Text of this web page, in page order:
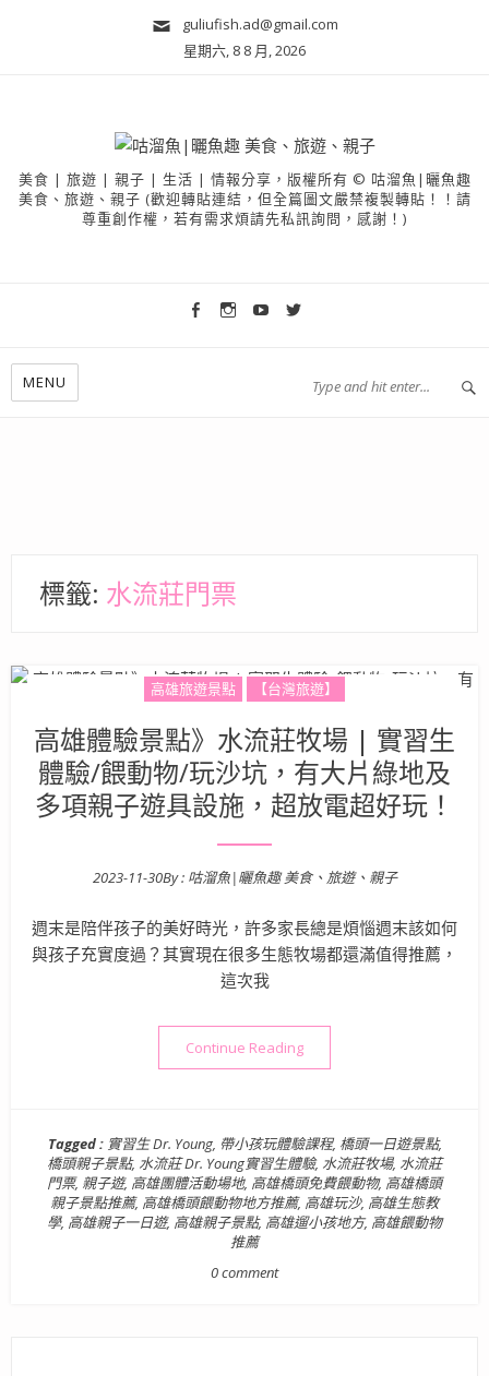
guliufish.ad@gmail.com
星期六, 8 8 月, 2026
美食 | 旅遊 | 親子 | 生活 | 情報分享，版權所有 © 咕溜魚|曬魚趣
美食、旅遊、親子 (歡迎轉貼連結，但全篇圖文嚴禁複製轉貼！！請
尊重創作權，若有需求煩請先私訊詢問，感謝！)
MENU
標籤: 水流莊門票
高雄旅遊景點 【台灣旅遊】
高雄體驗景點》水流莊牧場 | 實習生
體驗/餵動物/玩沙坑，有大片綠地及
多項親子遊具設施，超放電超好玩！
Posted on
2023-11-30By : 咕溜魚|曬魚趣 美食、旅遊、親子
週末是陪伴孩子的美好時光，許多家長總是煩惱週末該如何
與孩子充實度過？其實現在很多生態牧場都還滿值得推薦，
這次我
Continue Reading“高雄體驗景點》水流莊牧場
Tagged : 實習生 Dr. Young, 帶小孩玩體驗課程, 橋頭一日遊景點,
橋頭親子景點, 水流莊 Dr. Young實習生體驗, 水流莊牧場, 水流莊
門票, 親子遊, 高雄團體活動場地, 高雄橋頭免費餵動物, 高雄橋頭
親子景點推薦, 高雄橋頭餵動物地方推薦, 高雄玩沙, 高雄生態教
學, 高雄親子一日遊, 高雄親子景點, 高雄遛小孩地方, 高雄餵動物
推薦
0 comment